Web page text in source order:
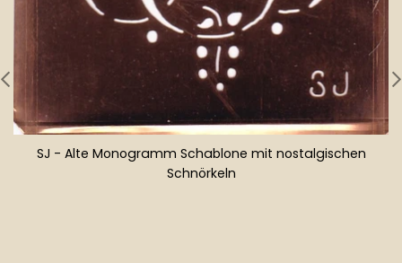
SJ - Alte Monogramm Schablone mit nostalgischen
Schnörkeln